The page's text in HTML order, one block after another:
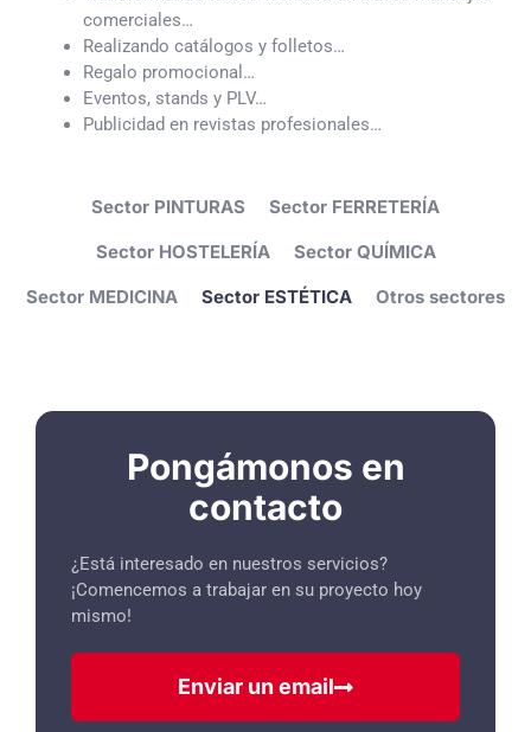
comerciales…
Realizando catálogos y folletos…
Regalo promocional…
Eventos, stands y PLV…
Publicidad en revistas profesionales…
Sector PINTURAS
Sector FERRETERÍA
Sector HOSTELERÍA
Sector QUÍMICA
Sector MEDICINA
Sector ESTÉTICA Otros sectores
Pongámonos en
contacto
¿Está interesado en nuestros servicios?
¡Comencemos a trabajar en su proyecto hoy
mismo!
Enviar un email